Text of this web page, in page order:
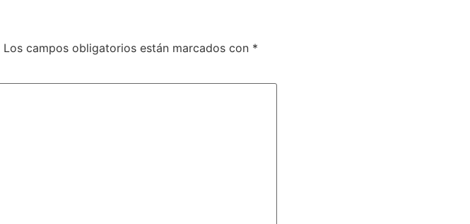
Los campos obligatorios están marcados con *